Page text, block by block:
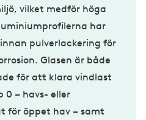
vilket medför höga
har
pulverlackering för
Glasen är både
för att klara vindlast
0 – havs- eller
för öppet hav – samt